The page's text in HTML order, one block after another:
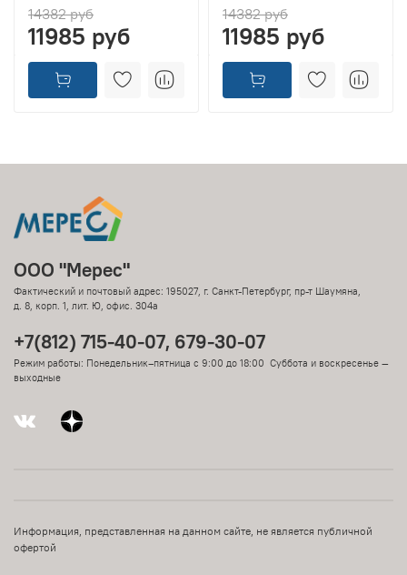
14382 руб
11985 руб
14382 руб
11985 руб
ООО "Мерес"
Фактический и почтовый адрес: 195027, г. Санкт-Петербург, пр-т Шаумяна,
д. 8, корп. 1, лит. Ю, офис. 304а
+7(812) 715-40-07, 679-30-07
Режим работы: Понедельник–пятница с 9:00 до 18:00 Суббота и воскресенье —
выходные
Информация, представленная на данном сайте, не является публичной
офертой